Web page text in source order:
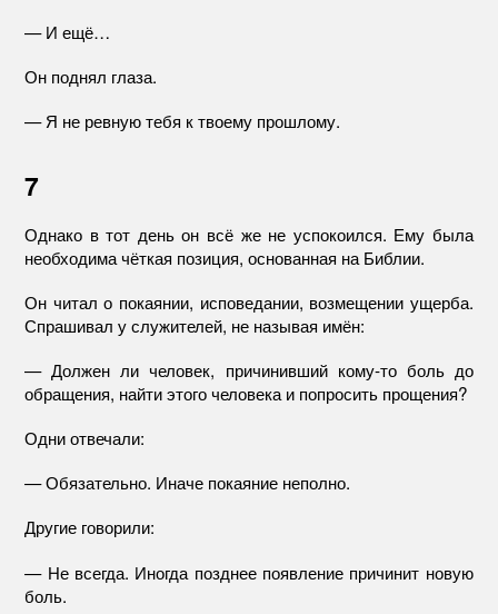
— И ещё…
Он поднял глаза.
— Я не ревную тебя к твоему прошлому.
7
Однако в тот день он всё же не успокоился. Ему была
необходима чёткая позиция, основанная на Библии.
Он читал о покаянии, исповедании, возмещении ущерба.
Спрашивал у служителей, не называя имён:
— Должен ли человек, причинивший кому-то боль до
обращения, найти этого человека и попросить прощения?
Одни отвечали:
— Обязательно. Иначе покаяние неполно.
Другие говорили:
— Не всегда. Иногда позднее появление причинит новую
боль.